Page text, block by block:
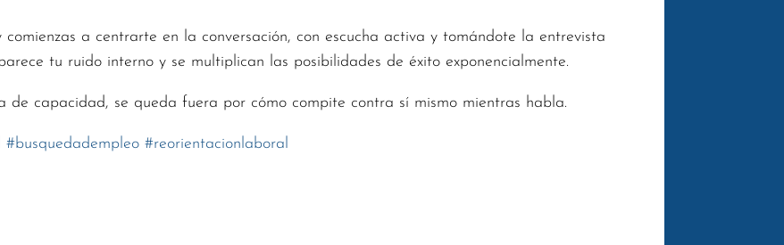
a centrarte en la conversación, con escucha activa y tomándote la entrevista
tu ruido interno y se multiplican las posibilidades de éxito exponencialmente.
capacidad, se queda fuera por cómo compite contra sí mismo mientras habla.
#busquedadempleo#reorientacionlaboral